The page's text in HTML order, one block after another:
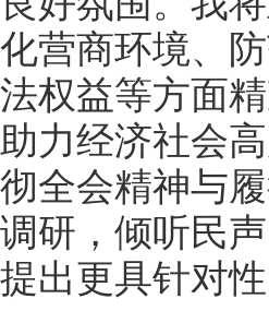
化营商环境、
法权益等方面
助力经济社会
彻全会精神与
调研，倾听民
提出更具针对